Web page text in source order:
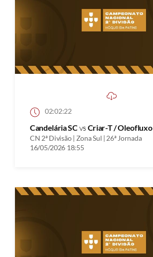
02:02:22
Candelária SCvs Criar-T / Oleofluxo
CN 2ª Divisão | Zona Sul | 26ª Jornada
16/05/2026 18:55